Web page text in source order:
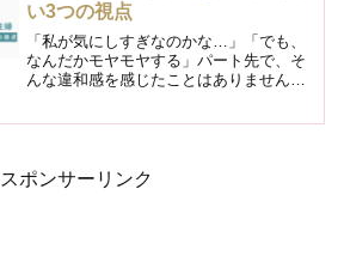
い3つの視点
「私が気にしすぎなのかな…」「でも、
なんだかモヤモヤする」パート先で、そ
んな違和感を感じたことはありません
スポンサーリンク